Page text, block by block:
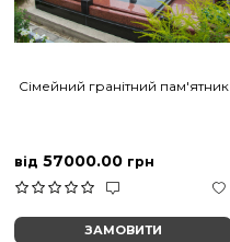
Сімейний гранітний пам'ятник
від 57000.00 грн
ЗАМОВИТИ